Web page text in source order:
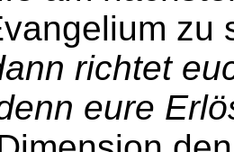
zu
richtet
eure